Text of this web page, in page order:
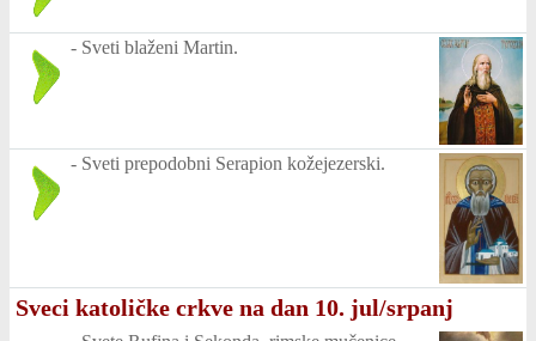
- Sveti blaženi Martin.
- Sveti prepodobni Serapion kožejezerski.
Sveci katoličke crkve na dan 10. jul/srpanj